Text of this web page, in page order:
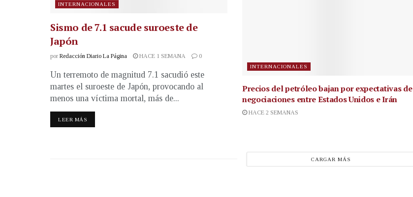
INTERNACIONALES
Sismo de 7.1 sacude suroeste de
Japón
por Redacción Diario La Página HACE 1 SEMANA 0
Un terremoto de magnitud 7.1 sacudió este
martes el suroeste de Japón, provocando al
menos una víctima mortal, más de...
LEER MÁS
INTERNACIONALES
Precios del petróleo bajan por expectativas de
negociaciones entre Estados Unidos e Irán
HACE 2 SEMANAS
CARGAR MÁS